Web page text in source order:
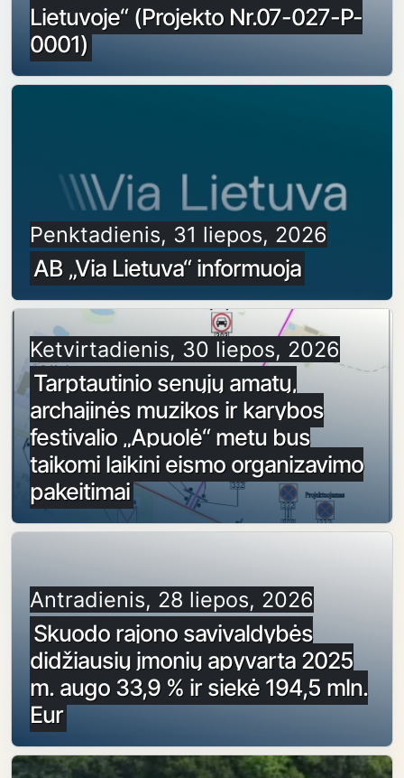
Lietuvoje“ (Projekto Nr.07-027-P-
0001)
Penktadienis, 31 liepos, 2026
AB „Via Lietuva“ informuoja
Ketvirtadienis, 30 liepos, 2026
Tarptautinio senųjų amatų,
archajinės muzikos ir karybos
festivalio „Apuolė“ metu bus
taikomi laikini eismo organizavimo
pakeitimai
Antradienis, 28 liepos, 2026
Skuodo rajono savivaldybės
didžiausių įmonių apyvarta 2025
m. augo 33,9 % ir siekė 194,5 mln.
Eur